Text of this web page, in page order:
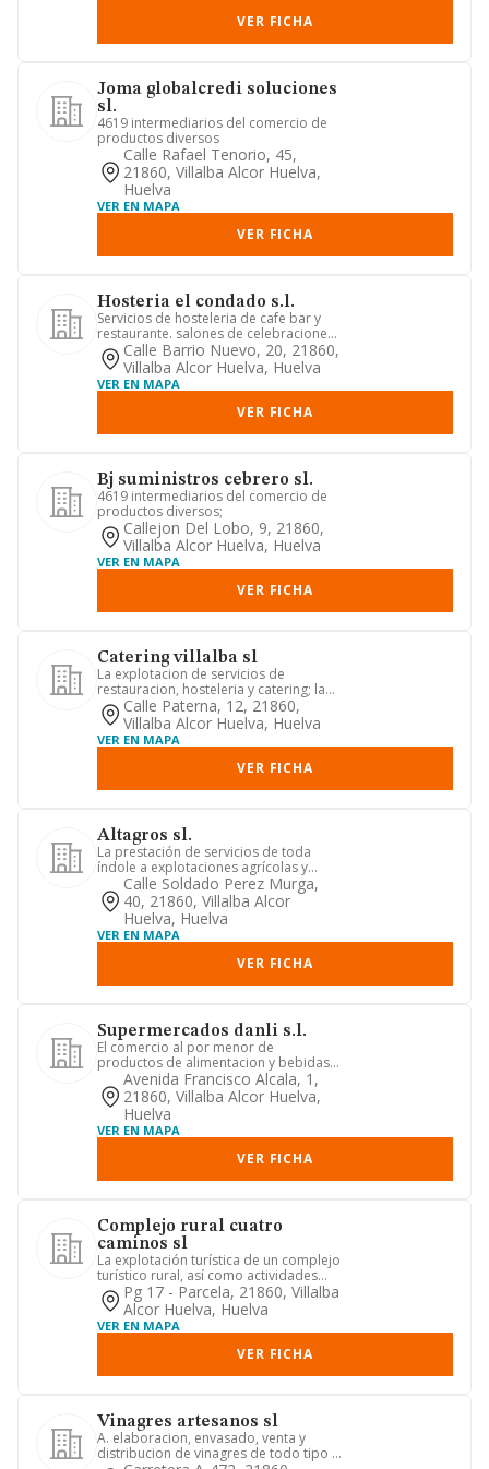
VER FICHA
Joma globalcredi soluciones
sl.
4619 intermediarios del comercio de
productos diversos
Calle Rafael Tenorio, 45,
21860, Villalba Alcor Huelva,
Huelva
VER EN MAPA
VER FICHA
Hosteria el condado s.l.
Servicios de hosteleria de cafe bar y
restaurante. salones de celebraciones
y salones de fiestas y ...
Calle Barrio Nuevo, 20, 21860,
Villalba Alcor Huelva, Huelva
VER EN MAPA
VER FICHA
Bj suministros cebrero sl.
4619 intermediarios del comercio de
productos diversos;
Callejon Del Lobo, 9, 21860,
Villalba Alcor Huelva, Huelva
VER EN MAPA
VER FICHA
Catering villalba sl
La explotacion de servicios de
restauracion, hosteleria y catering; la
venta al por menor de todo t...
Calle Paterna, 12, 21860,
Villalba Alcor Huelva, Huelva
VER EN MAPA
VER FICHA
Altagros sl.
La prestación de servicios de toda
índole a explotaciones agrícolas y
ganaderas. - la realización d...
Calle Soldado Perez Murga,
40, 21860, Villalba Alcor
Huelva, Huelva
VER EN MAPA
VER FICHA
Supermercados danli s.l.
El comercio al por menor de
productos de alimentacion y bebidas.
Avenida Francisco Alcala, 1,
21860, Villalba Alcor Huelva,
Huelva
VER EN MAPA
VER FICHA
Complejo rural cuatro
caminos sl
La explotación turística de un complejo
turístico rural, así como actividades
productivas, cultural...
Pg 17 - Parcela, 21860, Villalba
Alcor Huelva, Huelva
VER EN MAPA
VER FICHA
Vinagres artesanos sl
A. elaboracion, envasado, venta y
distribucion de vinagres de todo tipo y